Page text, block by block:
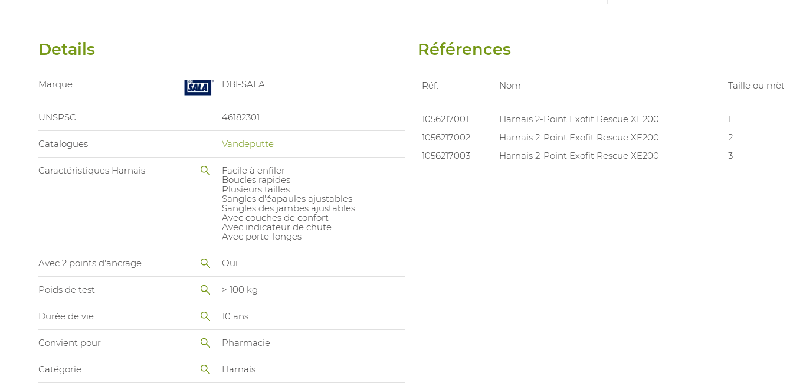
Details
Marque DBI-SALA
UNSPSC 46182301
Catalogues Vandeputte
Caractéristiques Harnais
Facile à enfiler
Boucles rapides
Plusieurs tailles
Sangles d'éapaules ajustables
Sangles des jambes ajustables
Avec couches de confort
Avec indicateur de chute
Avec porte-longes
Avec 2 points d'ancrage Oui
Poids de test > 100 kg
Durée de vie 10 ans
Convient pour Pharmacie
Catégorie Harnais
Références
Réf. Nom Taille ou
1056217001 Harnais 2-Point Exofit Rescue XE200
1
1056217002
Harnais 2-Point Exofit Rescue XE200
2
1056217003
Harnais 2-Point Exofit Rescue XE200 3